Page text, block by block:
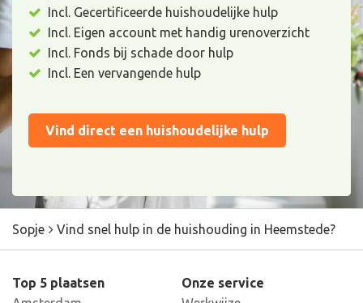
Incl. Gecertificeerde huishoudelijke hulp
Incl. Eigen account met handig urenoverzicht
Incl. Fonds bij schade door hulp
Incl. Een vervangende hulp
Vind direct een huishoudelijke hulp
Sopje Vind snel hulp in de huishouding in Heemstede?
Top 5 plaatsen
Onze service